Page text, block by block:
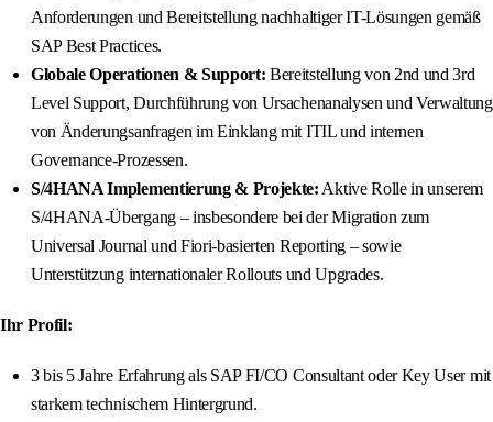
Anforderungen und Bereitstellung nachhaltiger IT-Lösungen gemäß
SAP Best Practices.
Globale Operationen & Support: Bereitstellung von 2nd und 3rd
Level Support, Durchführung von Ursachenanalysen und Verwaltung
von Änderungsanfragen im Einklang mit ITIL und internen
Governance-Prozessen.
S/4HANA Implementierung & Projekte: Aktive Rolle in unserem
S/4HANA-Übergang – insbesondere bei der Migration zum
Universal Journal und Fiori-basierten Reporting – sowie
Unterstützung internationaler Rollouts und Upgrades.
Ihr Profil:
3 bis 5 Jahre Erfahrung als SAP FI/CO Consultant oder Key User mit
starkem technischem Hintergrund.